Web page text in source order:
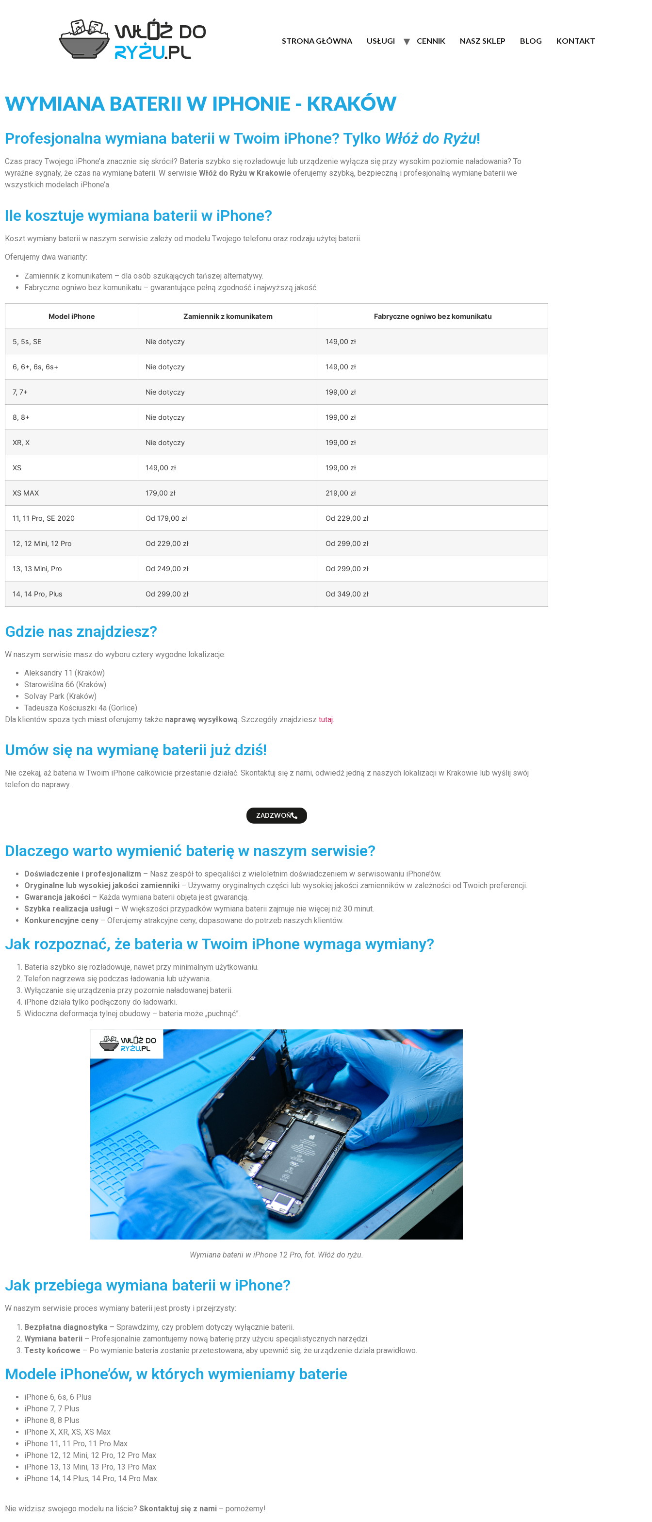
STRONA GŁÓWNA USŁUGI CENNIK NASZ SKLEP BLOG KONTAKT
WYMIANA BATERII W IPHONIE - KRAKÓW
Profesjonalna wymiana baterii w Twoim iPhone? Tylko Włóż do Ryżu!
Czas pracy Twojego iPhone’a znacznie się skrócił? Bateria szybko się rozładowuje lub urządzenie wyłącza się przy wysokim poziomie naładowania? To
wyraźne sygnały, że czas na wymianę baterii. W serwisie Włóż do Ryżu w Krakowie oferujemy szybką, bezpieczną i profesjonalną wymianę baterii we
wszystkich modelach iPhone’a.
Ile kosztuje wymiana baterii w iPhone?
Koszt wymiany baterii w naszym serwisie zależy od modelu Twojego telefonu oraz rodzaju użytej baterii.
Oferujemy dwa warianty:
Zamiennik z komunikatem – dla osób szukających tańszej alternatywy.
Fabryczne ogniwo bez komunikatu – gwarantujące pełną zgodność i najwyższą jakość.
Model iPhone Zamiennik z komunikatem Fabryczne ogniwo bez komunikatu
5, 5s, SE Nie dotyczy 149,00 zł
6, 6+, 6s, 6s+ Nie dotyczy 149,00 zł
7, 7+ Nie dotyczy 199,00 zł
8, 8+ Nie dotyczy 199,00 zł
XR, X Nie dotyczy 199,00 zł
XS 149,00 zł 199,00 zł
XS MAX 179,00 zł 219,00 zł
11, 11 Pro, SE 2020 Od 179,00 zł Od 229,00 zł
12, 12 Mini, 12 Pro Od 229,00 zł Od 299,00 zł
13, 13 Mini, Pro Od 249,00 zł Od 299,00 zł
14, 14 Pro, Plus Od 299,00 zł Od 349,00 zł
Gdzie nas znajdziesz?
W naszym serwisie masz do wyboru cztery wygodne lokalizacje:
Aleksandry 11 (Kraków)
Starowiślna 66 (Kraków)
Solvay Park (Kraków)
Tadeusza Kościuszki 4a (Gorlice)
Dla klientów spoza tych miast oferujemy także naprawę wysyłkową. Szczegóły znajdziesz tutaj.
Umów się na wymianę baterii już dziś!
Nie czekaj, aż bateria w Twoim iPhone całkowicie przestanie działać. Skontaktuj się z nami, odwiedź jedną z naszych lokalizacji w Krakowie lub wyślij swój
telefon do naprawy.
ZADZWOŃ
Dlaczego warto wymienić baterię w naszym serwisie?
Doświadczenie i profesjonalizm – Nasz zespół to specjaliści z wieloletnim doświadczeniem w serwisowaniu iPhone’ów.
Oryginalne lub wysokiej jakości zamienniki – Używamy oryginalnych części lub wysokiej jakości zamienników w zależności od Twoich preferencji.
Gwarancja jakości – Każda wymiana baterii objęta jest gwarancją.
Szybka realizacja usługi – W większości przypadków wymiana baterii zajmuje nie więcej niż 30 minut.
Konkurencyjne ceny – Oferujemy atrakcyjne ceny, dopasowane do potrzeb naszych klientów.
Jak rozpoznać, że bateria w Twoim iPhone wymaga wymiany?
Bateria szybko się rozładowuje, nawet przy minimalnym użytkowaniu.
Telefon nagrzewa się podczas ładowania lub używania.
Wyłączanie się urządzenia przy pozornie naładowanej baterii.
iPhone działa tylko podłączony do ładowarki.
Widoczna deformacja tylnej obudowy – bateria może „puchnąć”.
Wymiana baterii w iPhone 12 Pro, fot. Włóż do ryżu.
Jak przebiega wymiana baterii w iPhone?
W naszym serwisie proces wymiany baterii jest prosty i przejrzysty:
Bezpłatna diagnostyka – Sprawdzimy, czy problem dotyczy wyłącznie baterii.
Wymiana baterii – Profesjonalnie zamontujemy nową baterię przy użyciu specjalistycznych narzędzi.
Testy końcowe – Po wymianie bateria zostanie przetestowana, aby upewnić się, że urządzenie działa prawidłowo.
Modele iPhone’ów, w których wymieniamy baterie
iPhone 6, 6s, 6 Plus
iPhone 7, 7 Plus
iPhone 8, 8 Plus
iPhone X, XR, XS, XS Max
iPhone 11, 11 Pro, 11 Pro Max
iPhone 12, 12 Mini, 12 Pro, 12 Pro Max
iPhone 13, 13 Mini, 13 Pro, 13 Pro Max
iPhone 14, 14 Plus, 14 Pro, 14 Pro Max
Nie widzisz swojego modelu na liście? Skontaktuj się z nami – pomożemy!